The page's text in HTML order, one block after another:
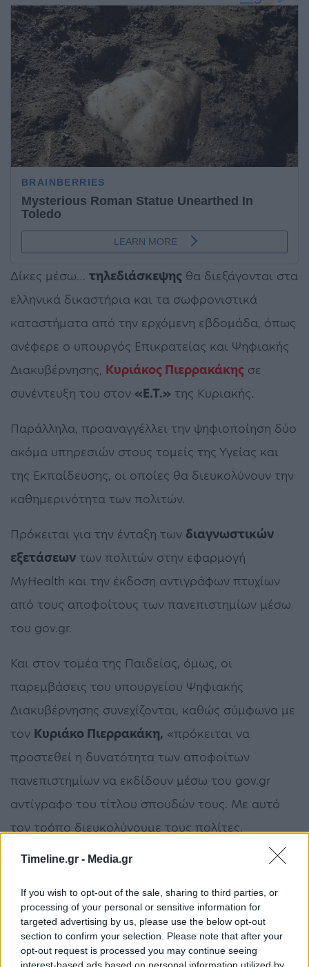
Timeline.gr - Media.gr
If you wish to opt-out of the sale, sharing to third parties, or
processing of your personal or sensitive information for
targeted advertising by us, please use the below opt-out
section to confirm your selection. Please note that after your
opt-out request is processed you may continue seeing
Δίκες μέσω… τηλεδιάσκεψης θα διεξάγονται στα
ελληνικά δικαστήρια και τα σωφρονιστικά
καταστήματα από την ερχόμενη εβδομάδα, όπως
ανέφερε ο υπουργός Επικρατείας και Ψηφιακής
Διακυβέρνησης, Κυριάκος Πιερρακάκης σε
συνέντευξη του στον «Ε.Τ.» της Κυριακής.
Παράλληλα, προαναγγέλλει την ψηφιοποίηση δύο
ακόμα υπηρεσιών στους τομείς της Υγείας και
της Εκπαίδευσης, οι οποίες θα διευκολύνουν την
καθημερινότητα των πολιτών.
Πρόκειται για την ένταξη των διαγνωστικών
εξετάσεων των πολιτών στην εφαρμογή
MyHealth και την έκδοση αντιγράφων πτυχίων
από τους αποφοίτους των πανεπιστημίων μέσω
του gov.gr.
Και στον τομέα της Παιδείας, όμως, οι
παρεμβάσεις του υπουργείου Ψηφιακής
Διακυβέρνησης συνεχίζονται, καθώς σύμφωνα με
τον Κυριάκο Πιερρακάκη, «πρόκειται να
προστεθεί η δυνατότητα των αποφοίτων
πανεπιστημίων να εκδίδουν μέσω του gov.gr
αντίγραφο του τίτλου σπουδών τους. Με αυτό
τον τρόπο διευκολύνουμε τους πολίτες,
αποφορτίζουμε τις υπηρεσίες των
Πιερρακάκης Πτυχίο
ΠΡΟΗΓΟΎΜΕΝΟ ΆΡΘΡΟ ΕΠΌΜΕΝΟ ΆΡΘΡΟ